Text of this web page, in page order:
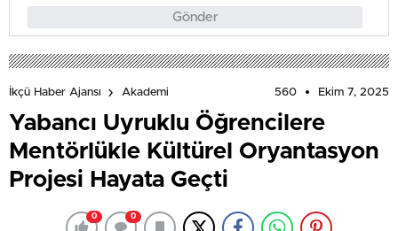
Gönder
İkçü Haber Ajansı Akademi 560 Ekim 7, 2025
Yabancı Uyruklu Öğrencilere
Mentörlükle Kültürel Oryantasyon
Projesi Hayata Geçti
0 0